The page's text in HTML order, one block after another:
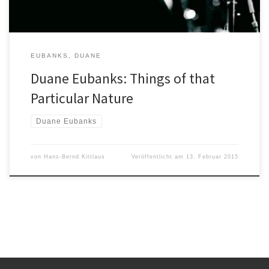
EUBANKS, DUANE
Duane Eubanks: Things of that
Particular Nature
Duane Eubanks
von Hans-Bernd Kittlaus Veröffentlicht am 13. Februar 2015